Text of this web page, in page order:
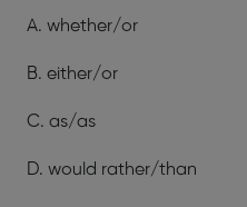
A. whether/or
B. either/or
C. as/as
D. would rather/than